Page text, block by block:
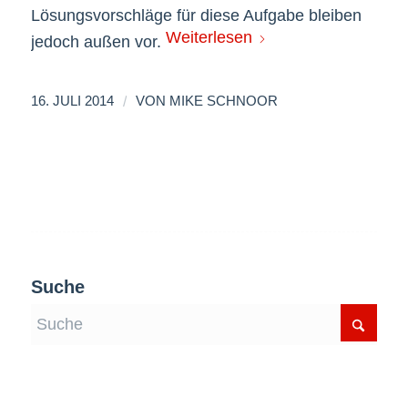
Lösungsvorschläge für diese Aufgabe bleiben
jedoch außen vor. Weiterlesen
16. JULI 2014 / VON MIKE SCHNOOR
Suche